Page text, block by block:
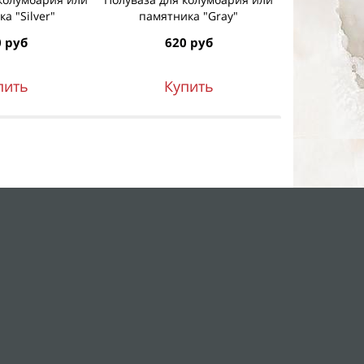
"Silver"
руб
памятника "Gray"
620 руб
Купить